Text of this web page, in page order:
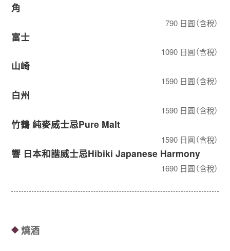
角
790 日圓（含稅）
富士
1090 日圓（含稅）
山崎
1590 日圓（含稅）
白州
1590 日圓（含稅）
竹鶴 純麥威士忌Pure Malt
1590 日圓（含稅）
響 日本和諧威士忌Hibiki Japanese Harmony
1690 日圓（含稅）
◆燒酒